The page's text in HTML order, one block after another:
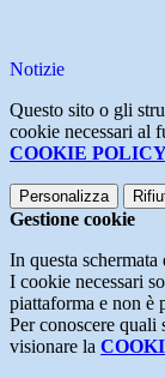
Notizie
Questo sito o gli
cookie necessari al
COOKIE
Personalizza
Gestione cookie
In questa
I cookie necessari
piattaforma e non è
Per conoscere quali
visionare la